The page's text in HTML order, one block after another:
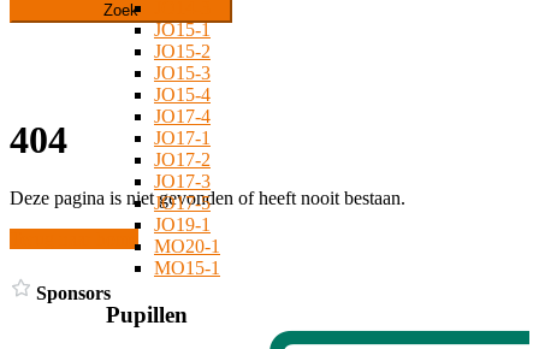
JO15-1
JO15-2
JO15-3
JO15-4
JO17-4
JO17-1
JO17-2
JO17-3
JO17-5
JO19-1
MO20-1
MO15-1
Pupillen
Zoek
404
Deze pagina is niet gevonden of heeft nooit bestaan.
Terug naar home
Sponsors